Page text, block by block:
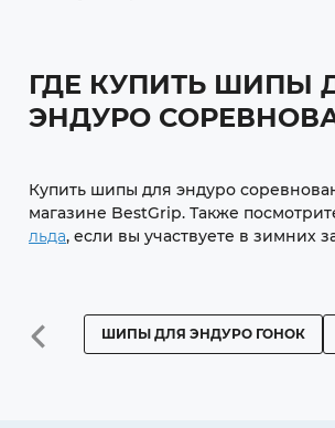
ГДЕ КУПИТЬ ШИПЫ
ЭНДУРО
Купить шипы для эндуро
магазине BestGrip. Также
льда, если вы участвуете в зимних
ШИПЫ ДЛЯ ЭНДУРО ГОНОК